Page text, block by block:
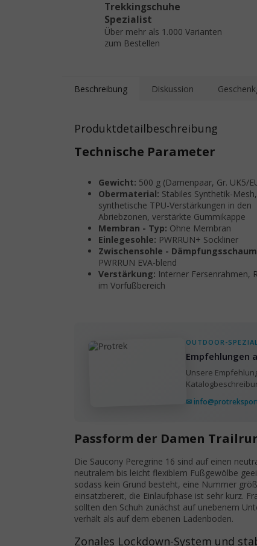
Trekkingschuhe
Spezialist
Über mehr als 1.000 Varianten
zum Bestellen
Beschreibung Diskussion
Produktdetailbeschreibung
Technische Parameter
Gewicht: 500 g (Damenpaar, Gr. UK5/
Obermaterial: Stabiles Synthetik-Mesh,
synthetische TPU-Verstärkungen in den
Abriebzonen, verstärkte Gummikappe
Membran - Typ: Ohne Membran
Einlegesohle: PWRRUN+ Sockliner
Zwischensohle -
PWRRUN EVA-blend
Verstärkung: Interner Fersenrahmen,
im Vorfußbereich
OUTDOOR-
Empfehlungen
Unsere
✉
Passform der Damen
Die Saucony Peregrine 16 sind auf einen
neutralem bis leicht flexiblem Fußgewölbe
sodass kein Grund besteht, eine Nummer
einsatzbereit, die Einlaufphase ist sehr kurz.
sollten den Schuh zunächst auf unebenem
verhält als auf dem ebenen Ladenboden.
Zonales Lockdown-System und